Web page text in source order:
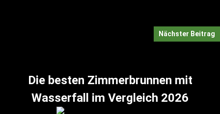
Nächster Beitrag
Die besten Zimmerbrunnen mit
Wasserfall im Vergleich 2026